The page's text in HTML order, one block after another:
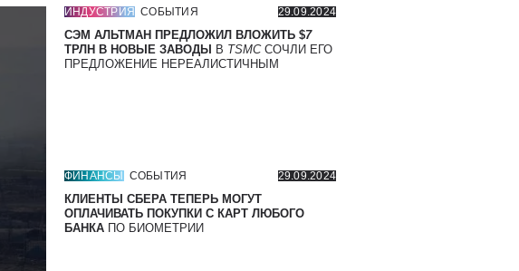
ИНДУСТРИЯ СОБЫТИЯ 29.09.2024
СЭМ АЛЬТМАН ПРЕДЛОЖИЛ ВЛОЖИТЬ $7
ТРЛН В НОВЫЕ ЗАВОДЫ В TSMC СОЧЛИ ЕГО
ПРЕДЛОЖЕНИЕ НЕРЕАЛИСТИЧНЫМ
ФИНАНСЫ СОБЫТИЯ 29.09.2024
КЛИЕНТЫ СБЕРА ТЕПЕРЬ МОГУТ
ОПЛАЧИВАТЬ ПОКУПКИ С КАРТ ЛЮБОГО
БАНКА ПО БИОМЕТРИИ